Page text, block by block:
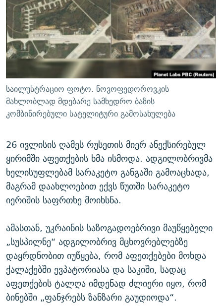
ᲛᲝᲚᲐᲞᲐᲠᲐᲙᲔ ᲢᲔᲥᲡᲢᲔᲑᲘ
ᲨᲘᲜ - ᲣᲪᲮᲝᲔᲗᲨᲘ
ᲚᲘᲢᲔᲠᲐᲢᲣᲠᲣᲚᲘ ᲬᲐᲮᲜᲐᲒᲔᲑᲘ
ᲐᲛᲔᲠᲘᲙᲣᲚᲘ ᲛᲝᲗᲮᲠᲝᲑᲐ
ᲘᲛᲞᲔᲠᲘᲐ ᲓᲐ ᲠᲐᲓᲘᲝ
ᲩᲔᲛᲘ ᲡᲘᲙᲕᲓᲘᲚᲘᲡ ᲛᲘᲖᲔᲖᲘᲐ COVID-19
11 ᲬᲔᲚᲘ - 11 ᲐᲛᲑᲐᲕᲘ
ᲡᲐᲞᲐᲠᲚᲐᲛᲔᲜᲢᲝ ᲐᲠᲩᲔᲕᲜᲔᲑᲘᲡ ᲘᲡᲢᲝᲠᲘᲐ
ᲑᲐᲕᲨᲕᲔᲑᲘ ᲞᲠᲝᲡᲢᲘᲢᲣᲪᲘᲐᲨᲘ - ᲐᲛᲝᲣᲗᲥᲛᲔᲚᲘ ᲐᲛᲑᲐᲕᲘ
5 ᲐᲛᲑᲐᲕᲘ - 20 ᲘᲕᲜᲘᲡᲡ ᲓᲐᲨᲐᲕᲔᲑᲣᲚᲔᲑᲘ
ᲐᲒᲕᲘᲡᲢᲝᲡ ᲝᲛᲘ
ПРИВЕТ ᲙᲣᲚᲢᲣᲠᲐ
ᲒᲐᲛᲝᲘᲬᲔᲠᲔ
რთე/რთ-ის ყველა საიტი
საილუსტრაციო ფოტო. ნოვოფედოროვკის
მახლობლად მდებარე სამხედრო ბაზის
კომბინირებული სატელიტური გამოსახულება
26 ივლისის ღამეს რუსეთის მიერ ანექსირებულ
ყირიმში აფეთქების ხმა ისმოდა. ადგილობრივმა
ხელისუფლებამ სარაკეტო განგაში გამოაცხადა,
მაგრამ დაახლოებით ექვს წუთში სარაკეტო
იერიშის საფრთხე მოიხსნა.
ამასთან, უკრაინის საზოგადოებრივი მაუწყებელი
„სუსპილნე“ ადგილობრივ მცხოვრებლებზე
დაყრდნობით იუწყება, რომ აფეთქებები მოხდა
ქალაქებში ევპატორიასა და საკიში, სადაც
აფეთქების ტალღა იმდენად ძლიერი იყო, რომ
ბინებში „ფანჯრებს ზანზარი გაუდიოდა“.